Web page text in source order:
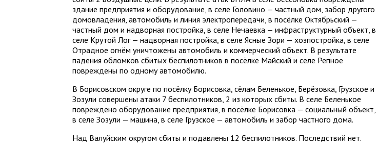
здание предприятия и оборудование, в селе Головино — частный дом, забор другого
домовладения, автомобиль и линия электропередачи, в посёлке Октябрьский —
частный дом и надворная постройка, в селе Нечаевка — инфраструктурный объект, в
селе Крутой Лог — надворная постройка, в селе Ясные Зори — хозпостройка, в селе
Отрадное огнём уничтожены автомобиль и коммерческий объект. В результате
падения обломков сбитых беспилотников в посёлке Майский и селе Репное
повреждены по одному автомобилю.
В Борисовском округе по посёлку Борисовка, сёлам Беленькое, Берёзовка, Грузское и
Зозули совершены атаки 7 беспилотников, 2 из которых сбиты. В селе Беленькое
повреждено оборудование предприятия, в посёлке Борисовка — социальный объект,
в селе Зозули — машина, в селе Грузское — автомобиль и забор частного дома.
Над Валуйским округом сбиты и подавлены 12 беспилотников. Последствий нет.